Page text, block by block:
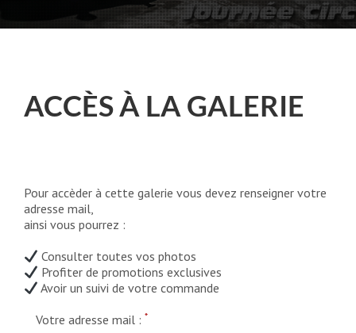
ACCÈS À LA GALERIE
Pour accèder à cette galerie vous devez renseigner votre
adresse mail,
ainsi vous pourrez :
Consulter toutes vos photos
Profiter de promotions exclusives
Avoir un suivi de votre commande
Votre adresse mail : *